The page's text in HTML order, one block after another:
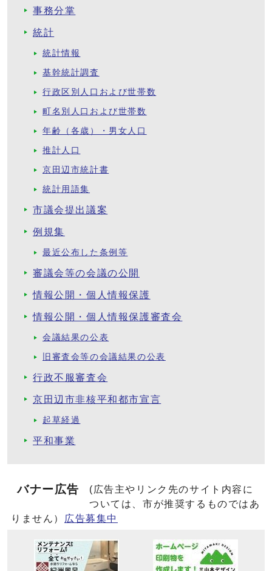
事務分掌
統計
統計情報
基幹統計調査
行政区別人口および世帯数
町名別人口および世帯数
年齢（各歳）・男女人口
推計人口
京田辺市統計書
統計用語集
市議会提出議案
例規集
最近公布した条例等
審議会等の会議の公開
情報公開・個人情報保護
情報公開・個人情報保護審査会
会議結果の公表
旧審査会等の会議結果の公表
行政不服審査会
京田辺市非核平和都市宣言
起草経過
平和事業
バナー広告
(広告主やリンク先のサイト内容に
ついては、市が推奨するものではあ
りません）
広告募集中